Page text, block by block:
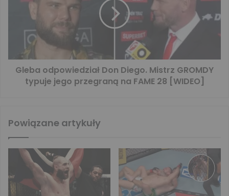
Gleba odpowiedział Don Diego. Mistrz GROMDY
typuje jego przegraną na FAME 28 [WIDEO]
Powiązane artykuły